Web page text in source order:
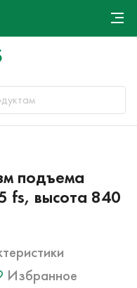
Оплата и доставка
подъема
fs, высота 840
Избранное